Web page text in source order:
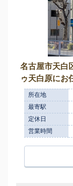
名古屋市天白
ゥ天白原にお
所在地
最寄駅
定休日
営業時間